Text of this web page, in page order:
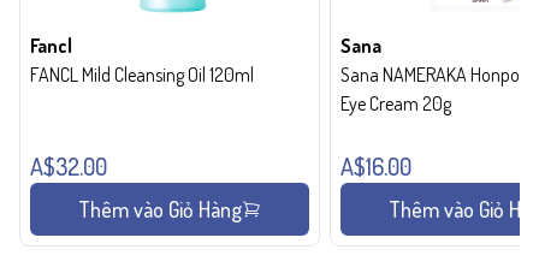
Fancl
FANCL Mild Cleansing Oil 120ml
A$32.00
Thêm vào Giỏ Hàng
Sana
Sana NAMERAKA Honpo
Eye Cream 20g
A$16.00
Thêm vào Giỏ